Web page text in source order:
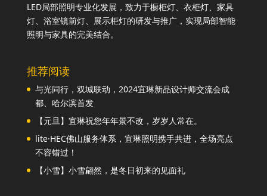
LED局部照明专业化发展，致力于橱柜灯、衣柜灯、家具
灯、浴室镜前灯、展示柜灯的研发与推广，实现局部智能
照明与家具的完美结合。
推荐阅读
与光同行，双城联动，2024宜琳新品设计师交流会成
都、哈尔滨首发
【元旦】宜琳祝您年年景不改，岁岁人常在。
lite·HEC佛山服务体系，宜琳照明携手共进，全场亮点
不容错过！
【小雪】小雪翩然，是冬日初来的见面礼